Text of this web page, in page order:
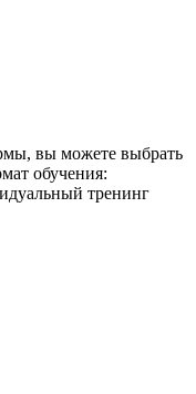
вы можете выбрать
обучения:
тренинг